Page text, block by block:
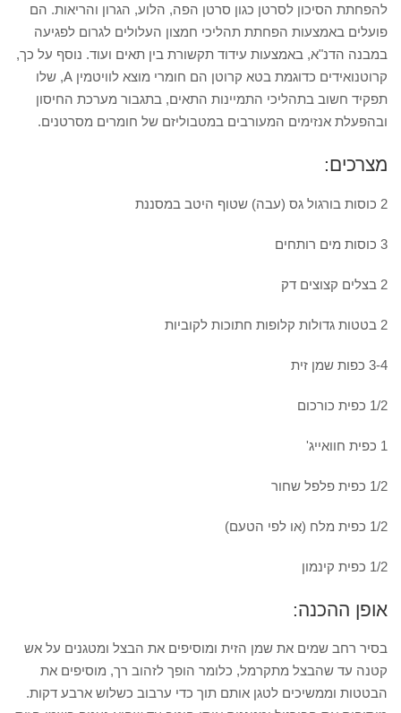
להפחתת הסיכון לסרטן כגון סרטן הפה, הלוע, הגרון והריאות. הם
פועלים באמצעות הפחתת תהליכי חמצון העלולים לגרום לפגיעה
במבנה הדנ"א, באמצעות עידוד תקשורת בין תאים ועוד. נוסף על כך,
קרוטנואידים כדוגמת בטא קרוטן הם חומרי מוצא לוויטמין A, שלו
תפקיד חשוב בתהליכי התמיינות התאים, בתגבור מערכת החיסון
ובהפעלת אנזימים המעורבים במטבוליזם של חומרים מסרטנים.
מצרכים:
2 כוסות בורגול גס (עבה) שטוף היטב במסננת
3 כוסות מים רותחים
2 בצלים קצוצים דק
2 בטטות גדולות קלופות חתוכות לקוביות
3-4 כפות שמן זית
1/2 כפית כורכום
1 כפית חוואייג'
1/2 כפית פלפל שחור
1/2 כפית מלח (או לפי הטעם)
1/2 כפית קינמון
אופן ההכנה:
בסיר רחב שמים את שמן הזית ומוסיפים את הבצל ומטגנים על אש
קטנה עד שהבצל מתקרמל, כלומר הופך לזהוב רך, מוסיפים את
הבטטות וממשיכים לטגן אותם תוך כדי ערבוב כשלוש ארבע דקות.